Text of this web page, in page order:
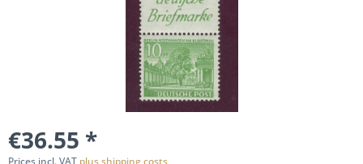
€36.55 *
Prices incl. VAT plus shipping costs